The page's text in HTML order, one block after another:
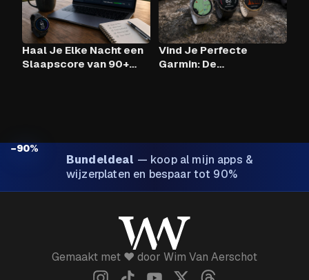
Haal Je Elke Nacht een
Slaapscore van 90+
Vind Je Perfecte
Garmin: De
−90%
Bundeldeal — koop al mijn apps &
wijzerplaten en bespaar tot 90%
Gemaakt met ❤️ door Wim Van Aerschot